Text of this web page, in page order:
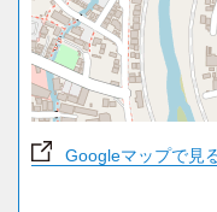
Googleマップで見